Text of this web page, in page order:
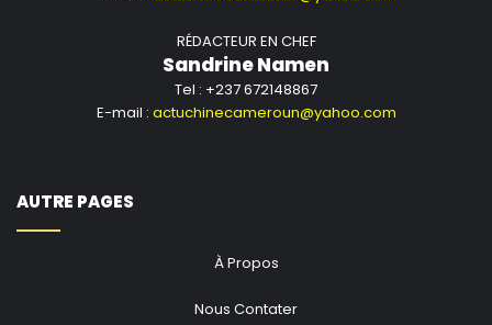
RÉDACTEUR EN CHEF
Sandrine Namen
Tel : +237 672148867
E-mail : actuchinecameroun@yahoo.com
AUTRE PAGES
À Propos
Nous Contater